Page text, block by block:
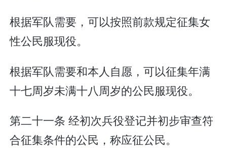
根据军队需要，可以按照前款规定征集女
性公民服现役。
根据军队需要和本人自愿，可以征集年满
十七周岁未满十八周岁的公民服现役。
第二十一条 经初次兵役登记并初步审查符
合征集条件的公民，称应征公民。